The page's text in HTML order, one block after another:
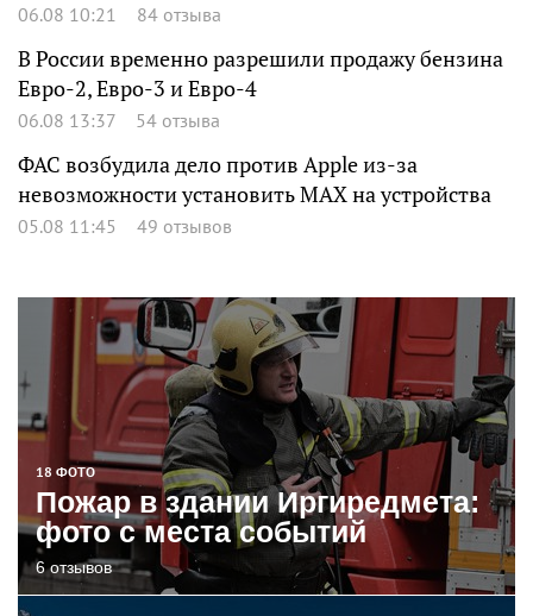
06.08 10:21 84 отзыва
В России временно разрешили продажу бензина
Евро-2, Евро-3 и Евро-4
06.08 13:37 54 отзыва
ФАС возбудила дело против Apple из-за
невозможности установить MAX на устройства
05.08 11:45 49 отзывов
18 ФОТО
Пожар в здании Иргиредмета:
фото с места событий
6 отзывов